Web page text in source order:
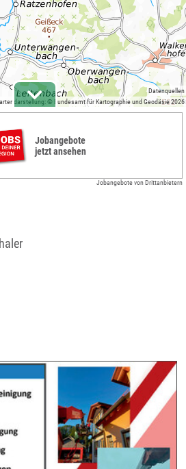
© Bundesamt für Kartographie und Geodäsie 2026
Datenquellen
Jobangebote
jetzt ansehen
Jobangebote von Drittanbietern